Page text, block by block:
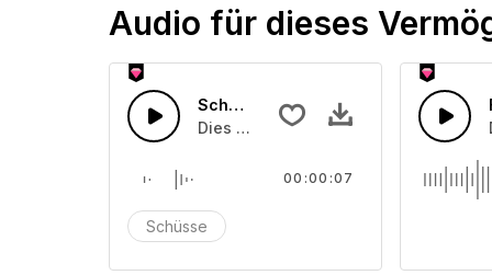
Audio für dieses
Schüsse
Dies ist ein Geräusch von etwa
Schüsse
00:00:07